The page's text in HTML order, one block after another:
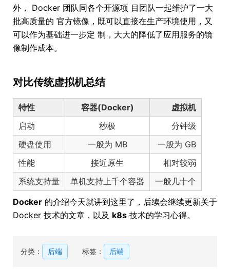
外， Docker 团队同各个开源项 目团队一起维护了一大
批高质量的 官方镜像，既可以直接在生产环境使用，又
可以作为基础进一步定 制，大大的降低了应用服务的镜
像制作成本。
对比传统虚拟机总结
特性 容器(Docker)
虚拟机
启动
秒极
分钟级
硬盘使用
一般为 MB
一般为 GB
性能
接近原生
相对较弱
系统支持量
单机支持上千个容器
一般几十个
Docker 的介绍今天就讲到这里了，后续会继续更新关于
Docker 技术的文章，以及 k8s 技术的学习心得。
分类： 后端 标签： 后端